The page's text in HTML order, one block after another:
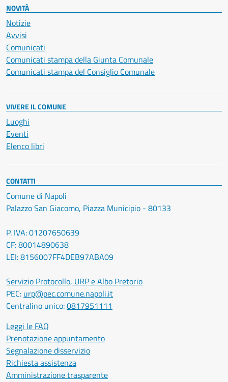
NOVITÀ
Notizie
Avvisi
Comunicati
Comunicati stampa della Giunta Comunale
Comunicati stampa del Consiglio Comunale
VIVERE IL COMUNE
Luoghi
Eventi
Elenco libri
CONTATTI
Comune di Napoli
Palazzo San Giacomo, Piazza Municipio - 80133
P. IVA: 01207650639
CF: 80014890638
LEI: 8156007FF4DEB97ABA09
Servizio Protocollo, URP e Albo Pretorio
PEC: urp@pec.comune.napoli.it
Centralino unico:0817951111
Leggi le FAQ
Prenotazione appuntamento
Segnalazione disservizio
Richiesta assistenza
Amministrazione trasparente